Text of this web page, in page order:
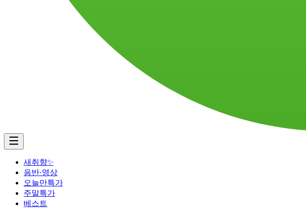
새취향✨
음반·영상
오늘만특가
주말특가
베스트